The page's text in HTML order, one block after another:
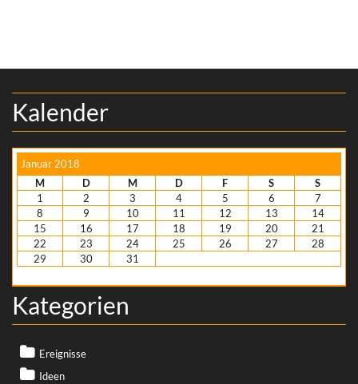
Kalender
Januar 2018
M
D M D F S
S
1
2 3 4 5 6
7
8
9 10 11 12 13
14
15
16 17 18 19 20
21
22
23 24 25 26 27
28
29
30
31
Kategorien
Ereignisse
Ideen